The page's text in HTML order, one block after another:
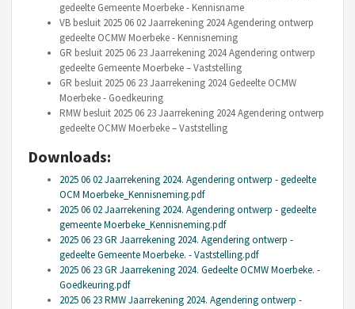
gedeelte Gemeente Moerbeke - Kennisname
VB besluit 2025 06 02 Jaarrekening 2024 Agendering ontwerp
gedeelte OCMW Moerbeke - Kennisneming
GR besluit 2025 06 23 Jaarrekening 2024 Agendering ontwerp
gedeelte Gemeente Moerbeke – Vaststelling
GR besluit 2025 06 23 Jaarrekening 2024 Gedeelte OCMW
Moerbeke - Goedkeuring
RMW besluit 2025 06 23 Jaarrekening 2024 Agendering ontwerp
gedeelte OCMW Moerbeke – Vaststelling
Downloads:
2025 06 02 Jaarrekening 2024. Agendering ontwerp - gedeelte
OCM Moerbeke_Kennisneming.pdf
2025 06 02 Jaarrekening 2024. Agendering ontwerp - gedeelte
gemeente Moerbeke_Kennisneming.pdf
2025 06 23 GR Jaarrekening 2024. Agendering ontwerp -
gedeelte Gemeente Moerbeke. - Vaststelling.pdf
2025 06 23 GR Jaarrekening 2024. Gedeelte OCMW Moerbeke. -
Goedkeuring.pdf
2025 06 23 RMW Jaarrekening 2024. Agendering ontwerp -